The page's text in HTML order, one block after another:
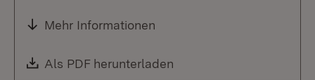
Mehr Informationen
Download:
Als PDF herunterladen